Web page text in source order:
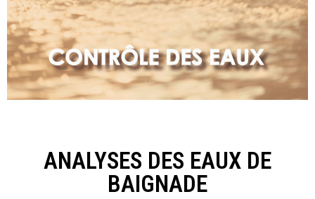
ANALYSES DES EAUX DE
BAIGNADE